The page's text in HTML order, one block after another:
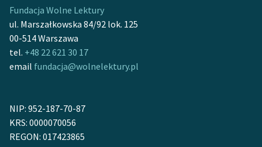
Fundacja Wolne Lektury
ul. Marszałkowska 84/92 lok. 125
00-514 Warszawa
tel. +48 22 621 30 17
email fundacja@wolnelektury.pl
NIP: 952-187-70-87
KRS: 0000070056
REGON: 017423865